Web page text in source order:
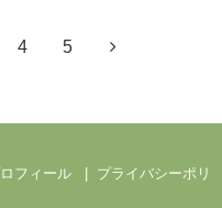
4 5
フィール
プライバシーポリ